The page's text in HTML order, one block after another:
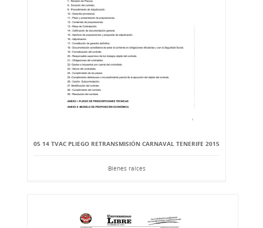
05 14 TVAC PLIEGO RETRANSMISIÓN CARNAVAL TENERIFE 2015
Bienes raíces